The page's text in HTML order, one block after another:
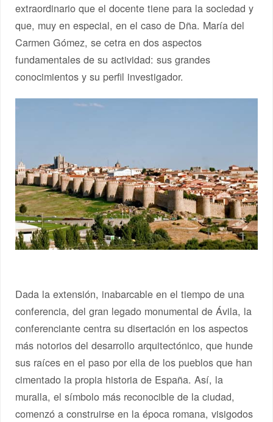
extraordinario que el docente tiene para la sociedad y
que, muy en especial, en el caso de Dña. María del
Carmen Gómez, se cetra en dos aspectos
fundamentales de su actividad: sus grandes
conocimientos y su perfil investigador.
Dada la extensión, inabarcable en el tiempo de una
conferencia, del gran legado monumental de Ávila, la
conferenciante centra su disertación en los aspectos
más notorios del desarrollo arquitectónico, que hunde
sus raíces en el paso por ella de los pueblos que han
cimentado la propia historia de España. Así, la
muralla, el símbolo más reconocible de la ciudad,
comenzó a construirse en la época romana, visigodos